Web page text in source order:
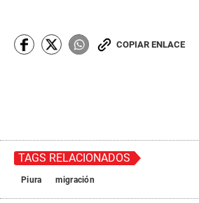
COPIAR ENLACE
TAGS RELACIONADOS
Piura migración